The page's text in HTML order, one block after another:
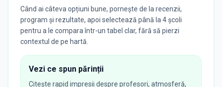
Când ai câteva opțiuni bune, pornește de la recenzii,
program și rezultate, apoi selectează până la 4 școli
pentru a le compara într-un tabel clar, fără să pierzi
contextul de pe hartă.
Vezi ce spun părinții
Citește rapid impresii despre profesori, atmosferă,